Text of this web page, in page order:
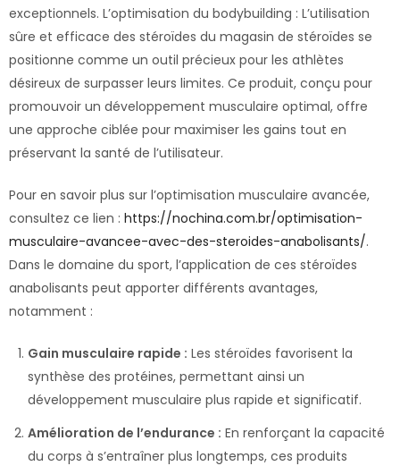
exceptionnels. L’optimisation du bodybuilding : L’utilisation
sûre et efficace des stéroïdes du magasin de stéroïdes se
positionne comme un outil précieux pour les athlètes
désireux de surpasser leurs limites. Ce produit, conçu pour
promouvoir un développement musculaire optimal, offre
une approche ciblée pour maximiser les gains tout en
préservant la santé de l’utilisateur.
Pour en savoir plus sur l’optimisation musculaire avancée,
consultez ce lien : https://nochina.com.br/optimisation-
musculaire-avancee-avec-des-steroides-anabolisants/.
Dans le domaine du sport, l’application de ces stéroïdes
anabolisants peut apporter différents avantages,
notamment :
Gain musculaire rapide : Les stéroïdes favorisent la
synthèse des protéines, permettant ainsi un
développement musculaire plus rapide et significatif.
Amélioration de l’endurance : En renforçant la capacité
du corps à s’entraîner plus longtemps, ces produits